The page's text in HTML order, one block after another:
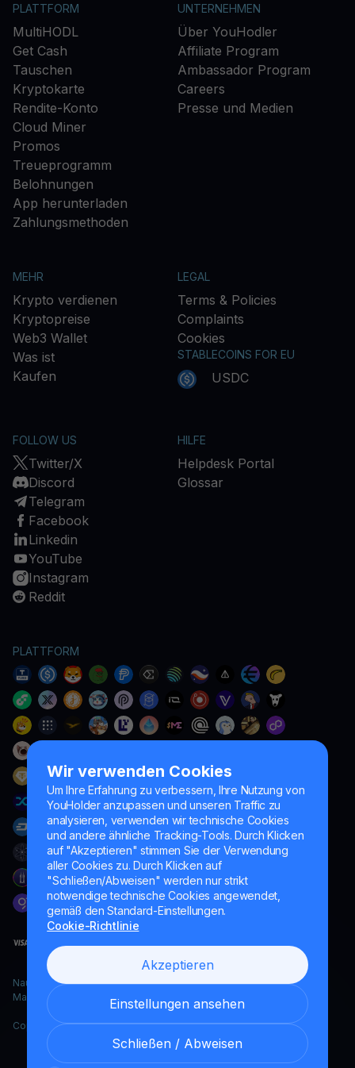
Wir verwenden Cookies
Um Ihre Erfahrung zu verbessern, Ihre Nutzung von
YouHolder anzupassen und unseren Traffic zu
analysieren, verwenden wir technische Cookies
und andere ähnliche Tracking-Tools. Durch Klicken
auf "Akzeptieren" stimmen Sie der Verwendung
aller Cookies zu. Durch Klicken auf
"Schließen/Abweisen" werden nur strikt
notwendige technische Cookies angewendet,
gemäß den Standard-Einstellungen.
Cookie-Richtlinie
Akzeptieren
Einstellungen ansehen
Schließen / Abweisen
PLATTFORM
MultiHODL
Get Cash
Tauschen
Kryptokarte
Rendite-Konto
Cloud Miner
Promos
Treueprogramm
Belohnungen
App herunterladen
Zahlungsmethoden
UNTERNEHMEN
Über YouHodler
Affiliate Program
Ambassador Program
Careers
Presse und Medien
MEHR
Krypto verdienen
Kryptopreise
Web3 Wallet
Was ist
Kaufen
LEGAL
Terms & Policies
Complaints
Cookies
STABLECOINS FOR EU
USDC
FOLLOW US
Twitter/X
Discord
Telegram
Facebook
Linkedin
YouTube
Instagram
Reddit
HILFE
Helpdesk Portal
Glossar
PLATTFORM
Naumard LTD. – ausschließlich für IT-Entwicklung, Forschung und
Marketingzwecke
Copyright YouHodler, 2026.